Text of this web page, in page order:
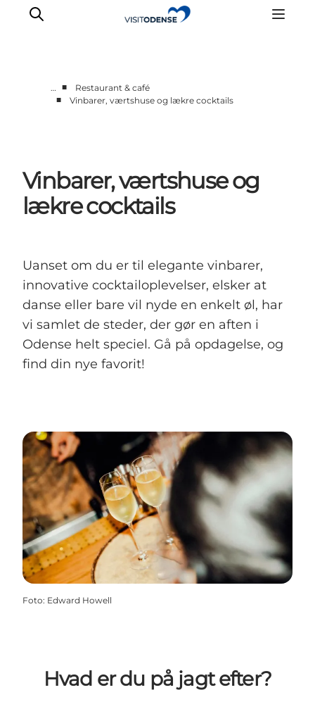
Inspiration
… ■
Restaurant & café
■
Vinbarer, værtshuse og lækre cocktails
Vinbarer, værtshuse og
lækre cocktails
Uanset om du er til elegante vinbarer,
innovative cocktailoplevelser, elsker at
danse eller bare vil nyde en enkelt øl, har
vi samlet de steder, der gør en aften i
Odense helt speciel. Gå på opdagelse, og
find din nye favorit!
Foto: Edward Howell
Hvad er du på jagt efter?